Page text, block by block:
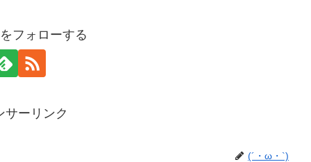
フォローする
サーリンク
(´・ω・`)